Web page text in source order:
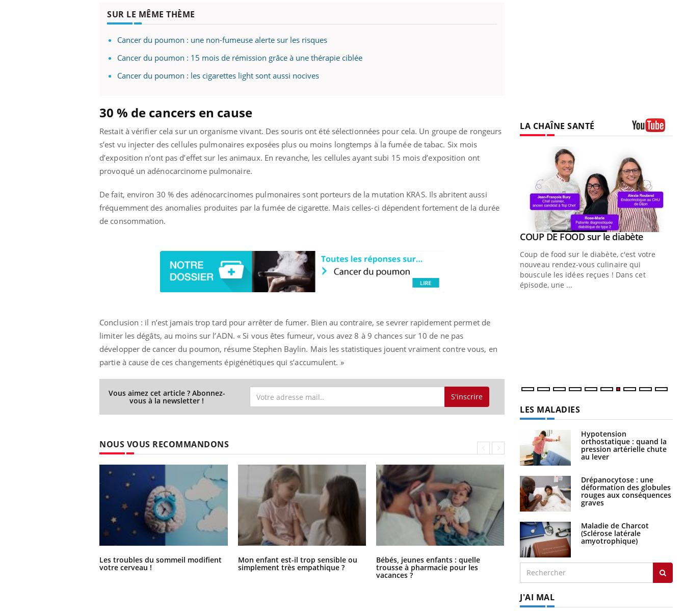
SUR LE MÊME THÈME
Cancer du poumon : une non-fumeuse alerte sur les risques
Cancer du poumon : 15 mois de rémission grâce à une thérapie ciblée
Cancer du poumon : les cigarettes light sont aussi nocives
30 % de cancers en cause
Restait à vérifier cela sur un organisme vivant. Des souris ont été sélectionnées pour cela. Un groupe de rongeurs
s’est vu injecter des cellules pulmonaires exposées plus ou moins longtemps à la fumée de tabac. Six mois
d’exposition n’ont pas d’effet sur les animaux. En revanche, les cellules ayant subi 15 mois d’exposition ont
provoqué un adénocarcinome pulmonaire.
De fait, environ 30 % des adénocarcinomes pulmonaires sont porteurs de la mutation KRAS. Ils abritent aussi
fréquemment des anomalies produites par la fumée de cigarette. Mais celles-ci dépendent fortement de la durée
de consommation.
Conclusion : il n’est jamais trop tard pour arrêter de fumer. Bien au contraire, se sevrer rapidement permet de
limiter les dégâts, au moins sur l’ADN. « Si vous êtes fumeur, vous avez 8 à 9 chances sur 10 de ne pas
développer de cancer du poumon, résume Stephen Baylin. Mais les statistiques jouent vraiment contre vous, en
partie à cause de ces changements épigénétiques qui s’accumulent. »
Vous aimez cet article ? Abonnez-
vous à la newsletter ! S'inscrire
NOUS VOUS RECOMMANDONS
Les troubles du sommeil modifient
votre cerveau !
Mon enfant est-il trop sensible ou
simplement très empathique ?
Bébés, jeunes enfants : quelle
trousse à pharmacie pour les
vacances ?
Syndrome métabolique : quels sont
les meilleurs exercices physiques ?
LA CHAÎNE SANTÉ
L'été arrive… et avec lui, un tout nouveau
rythme de vie ! Vacances, plage, piscine,
Le Ramadan approche, et, pour de
nombreuses personnes atteintes de
diabète, c'est une période de questions, de
défis, mais ...
préventiveYoutube
Un établissement lié à un groupe
mutualiste innove en matière de bilan de
Youtube
COUP DE FOOD sur le diabèteYoutube
Coup de food sur le diabète, c'est votre
nouveau rendez-vous culinaire qui
bouscule les idées reçues ! Dans cet
épisode, une ...
LES MALADIES
Hypotension
orthostatique : quand la
pression artérielle chute
au lever
Drépanocytose : une
déformation des globules
rouges aux conséquences
graves
Maladie de Charcot
(Sclérose latérale
amyotrophique)
J'AI MAL